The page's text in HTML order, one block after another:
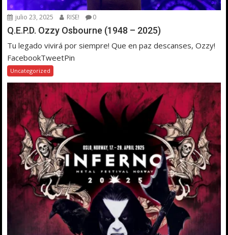
julio 23, 2025 RISE! 0
Q.E.P.D. Ozzy Osbourne (1948 – 2025)
Tu legado vivirá por siempre! Que en paz descanses, Ozzy!
FacebookTweetPin
Uncategorized